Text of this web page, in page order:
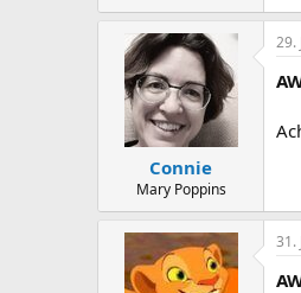
Connie
Mary Poppins
29.
31.